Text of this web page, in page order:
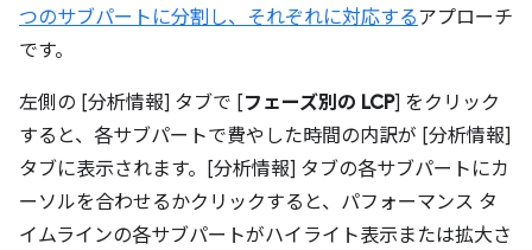
つのサブパートに分割し、それぞれに対応するアプローチ
です。
左側の [分析情報] タブで [フェーズ別の LCP] をクリック
すると、各サブパートで費やした時間の内訳が [分析情報]
タブに表示されます。[分析情報] タブの各サブパートにカ
ーソルを合わせるかクリックすると、パフォーマンス タ
イムラインの各サブパートがハイライト表示または拡大さ